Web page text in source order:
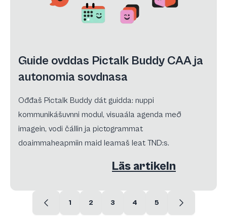
Guide ovddas Pictalk Buddy CAA ja
autonomia sovdnasa
Ođđaš Pictalk Buddy dát guidda: nuppi
kommunikášuvnni modul, visuaála agenda með
imagein, vodi čállin ja pictogrammat
doaimmaheapmiin maid leamaš leat TND:s.
Läs artikeln
1 2 3 4 5